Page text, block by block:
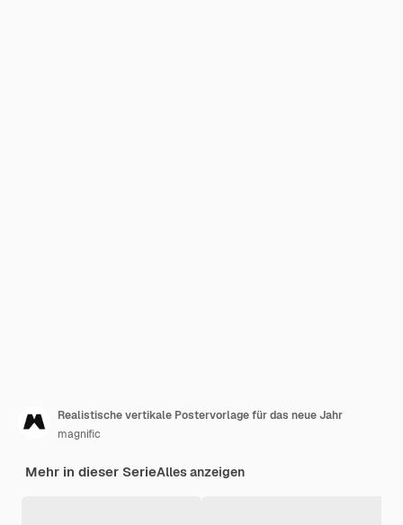
Realistische vertikale Postervorlage für das neue Jahr
magnific
Mehr in dieser SerieAlles anzeigen